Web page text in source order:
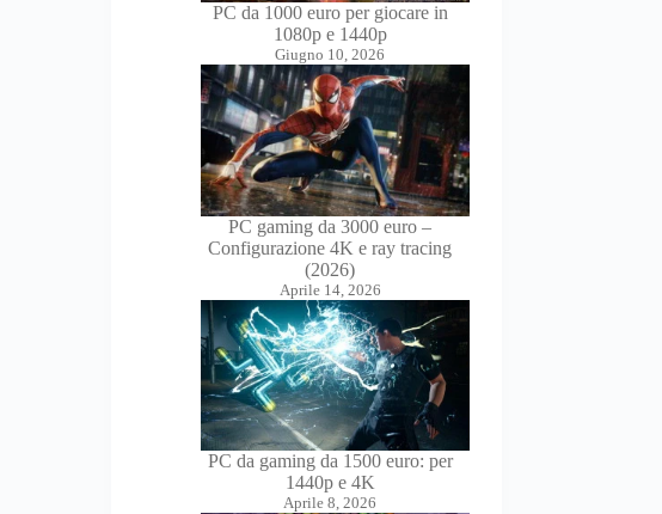
PC da 1000 euro per giocare in
1080p e 1440p
Giugno 10, 2026
PC gaming da 3000 euro –
Configurazione 4K e ray tracing
(2026)
Aprile 14, 2026
PC da gaming da 1500 euro: per
1440p e 4K
Aprile 8, 2026